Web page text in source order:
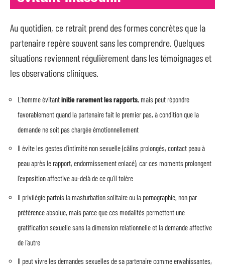
Au quotidien, ce retrait prend des formes concrètes que la
partenaire repère souvent sans les comprendre. Quelques
situations reviennent régulièrement dans les témoignages et
les observations cliniques.
L’homme évitantinitie rarement les rapports, mais peut répondre
favorablement quand la partenaire fait le premier pas, à condition que la
demande ne soit pas chargée émotionnellement
Il évite les gestes d’intimité non sexuelle (câlins prolongés, contact peau à
peau après le rapport, endormissement enlacé), car ces moments prolongent
l’exposition affective au-delà de ce qu’il tolère
Il privilégie parfois la masturbation solitaire ou la pornographie, non par
préférence absolue, mais parce que ces modalités permettent une
gratification sexuelle sans la dimension relationnelle et la demande affective
de l’autre
Il peut vivre les demandes sexuelles de sa partenaire comme envahissantes,